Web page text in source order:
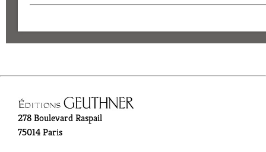
278 Boulevard Raspail
75014 Paris